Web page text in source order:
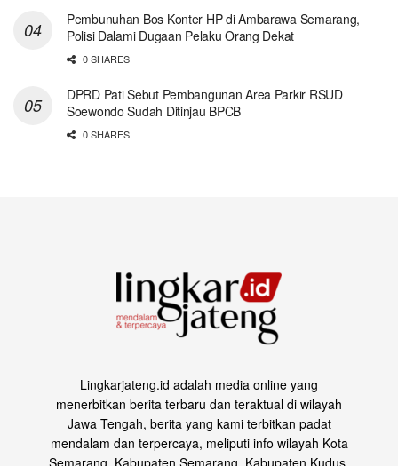
Pembunuhan Bos Konter HP di Ambarawa Semarang,
Polisi Dalami Dugaan Pelaku Orang Dekat
0 SHARES
DPRD Pati Sebut Pembangunan Area Parkir RSUD
Soewondo Sudah Ditinjau BPCB
0 SHARES
Lingkarjateng.id adalah media online yang
menerbitkan berita terbaru dan teraktual di wilayah
Jawa Tengah, berita yang kami terbitkan padat
mendalam dan terpercaya, meliputi info wilayah Kota
Semarang, Kabupaten Semarang, Kabupaten Kudus,